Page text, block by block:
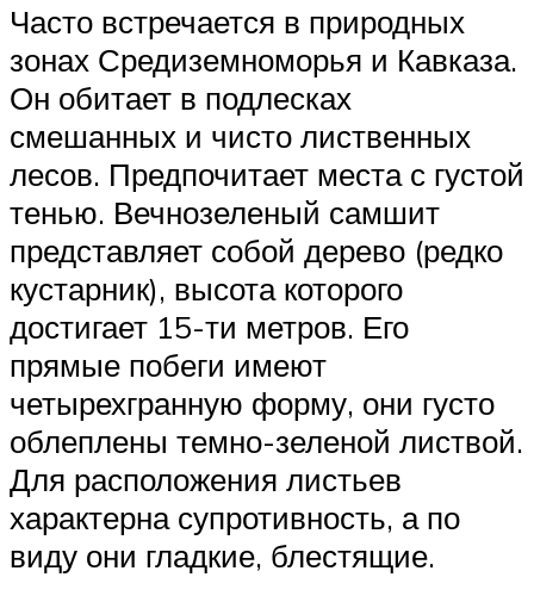
Часто встречается в природных
зонах Средиземноморья и Кавказа.
Он обитает в подлесках
смешанных и чисто лиственных
лесов. Предпочитает места с густой
тенью. Вечнозеленый самшит
представляет собой дерево (редко
кустарник), высота которого
достигает 15-ти метров. Его
прямые побеги имеют
четырехгранную форму, они густо
облеплены темно-зеленой листвой.
Для расположения листьев
характерна супротивность, а по
виду они гладкие, блестящие.